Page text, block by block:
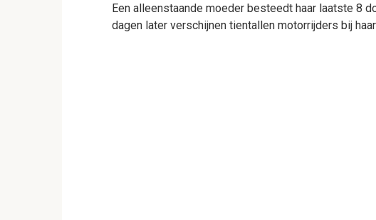
Een alleenstaande moeder besteedt haar laatste 8
dagen later verschijnen tientallen motorrijders bij